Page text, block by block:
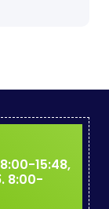
15:48,
8:00-